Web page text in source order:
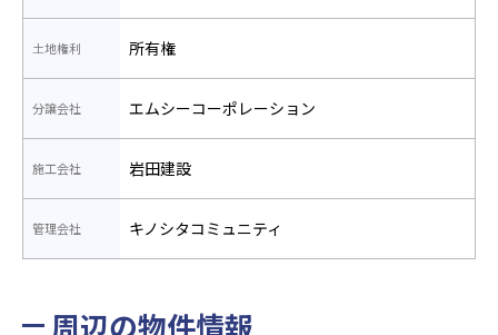
土地権利 所有権
分譲会社 エムシーコーポレーション
施工会社 岩田建設
管理会社 キノシタコミュニティ
周辺の物件情報